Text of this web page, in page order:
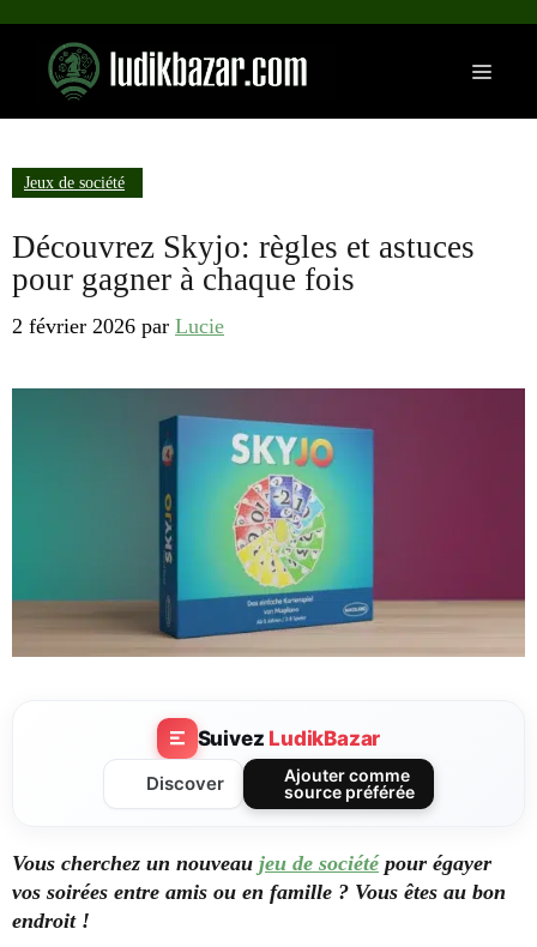
contenu
Menu
Jeux de société
Découvrez Skyjo: règles et astuces
pour gagner à chaque fois
2 février 2026 par Lucie
Suivez LudikBazar
Discover
Ajouter comme
source préférée
Vous cherchez un nouveau jeu de sociétépour égayer
vos soirées entre amis ou en famille ? Vous êtes au bon
endroit !